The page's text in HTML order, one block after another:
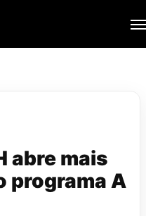
abre mais
programa A